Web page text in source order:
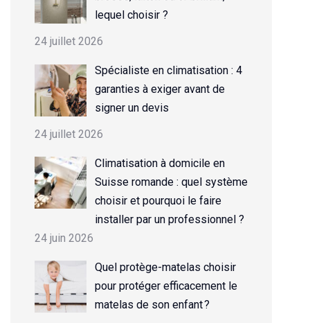
lequel choisir ?
24 juillet 2026
Spécialiste en climatisation : 4
garanties à exiger avant de
signer un devis
24 juillet 2026
Climatisation à domicile en
Suisse romande : quel système
choisir et pourquoi le faire
installer par un professionnel ?
24 juin 2026
Quel protège-matelas choisir
pour protéger efficacement le
matelas de son enfant ?